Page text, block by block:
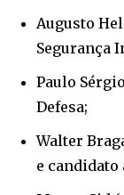
Augusto
Segurança
Paulo
Defesa;
Walter
e candidato